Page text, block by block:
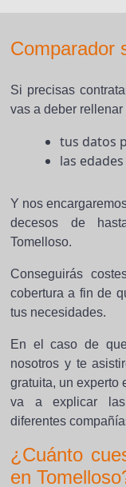
Comparador
Si precisas
vas a deber
tus datos
las
Y nos
decesos de
Tomelloso.
Conseguirás
cobertura a fin de
tus necesidades.
En el caso de
nosotros y te
gratuita, un experto
va a explicar las
diferentes
¿Cuánto
en